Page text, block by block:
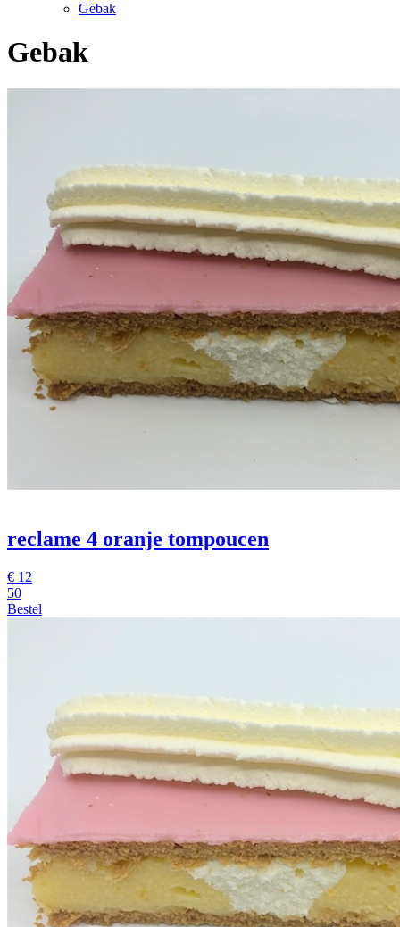
Gebak
Gebak
reclame 4 oranje tompoucen
€ 12
50
Bestel